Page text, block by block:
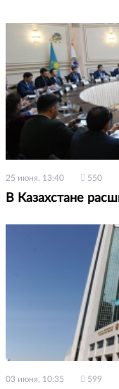
25 июня, 13:40 550
В Казахстане
03 июня, 10:35 599